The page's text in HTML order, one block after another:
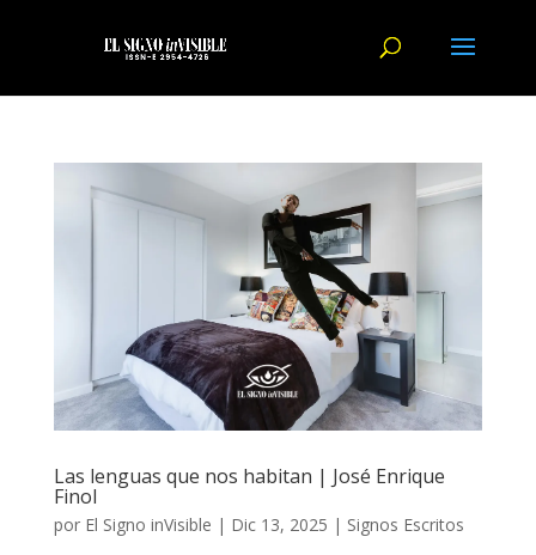
Las lenguas que nos habitan | José Enrique
Finol
por El Signo inVisible | Dic 13, 2025 | Signos Escritos